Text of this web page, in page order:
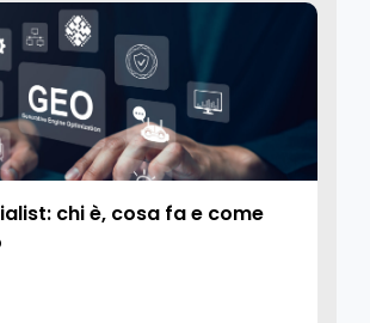
chi è, cosa fa e come